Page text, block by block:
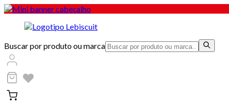
Buscar por produto ou marca